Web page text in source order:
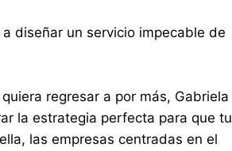
diseñar un servicio impecable de
regresar a por más, Gabriela
la estrategia perfecta para que tu
las empresas centradas en el